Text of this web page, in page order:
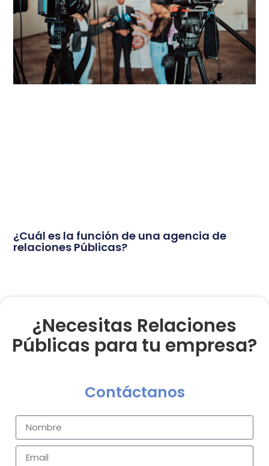
¿Cuál es la función de una agencia de
relaciones Públicas?
¿Necesitas Relaciones
Públicas para tu empresa?
Contáctanos